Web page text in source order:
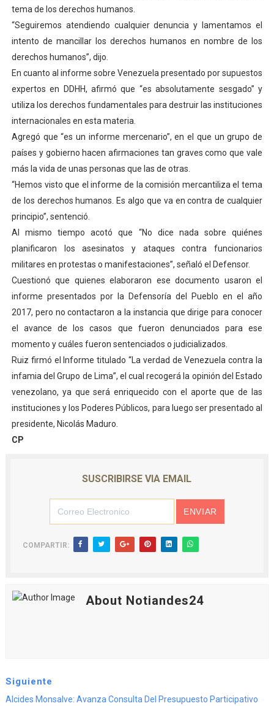
Campo Elías avanza con plan de asfaltado
Encuentro estadal fortalece la coordinación de
Gobernador Arnaldo Sánchez apadrina a más de 993
Plan Quirúrgico Regional llega a Pueblo Llano con la
tema de los derechos humanos.
“Seguiremos atendiendo cualquier denuncia y lamentamos el
intento de mancillar los derechos humanos en nombre de los
derechos humanos”, dijo.
En cuanto al informe sobre Venezuela presentado por supuestos
expertos en DDHH, afirmó que “es absolutamente sesgado” y
utiliza los derechos fundamentales para destruir las instituciones
internacionales en esta materia.
Agregó que “es un informe mercenario”, en el que un grupo de
países y gobierno hacen afirmaciones tan graves como que vale
más la vida de unas personas que las de otras.
“Hemos visto que el informe de la comisión mercantiliza el tema
de los derechos humanos. Es algo que va en contra de cualquier
principio”, sentenció.
Al mismo tiempo acotó que “No dice nada sobre quiénes
planificaron los asesinatos y ataques contra funcionarios
militares en protestas o manifestaciones”, señaló el Defensor.
Cuestionó que quienes elaboraron ese documento usaron el
informe presentados por la Defensoría del Pueblo en el año
2017, pero no contactaron a la instancia que dirige para conocer
el avance de los casos que fueron denunciados para ese
momento y cuáles fueron sentenciados o judicializados.
Ruiz firmó el Informe titulado “La verdad de Venezuela contra la
infamia del Grupo de Lima”, el cual recogerá la opinión del Estado
venezolano, ya que será enriquecido con el aporte que de las
instituciones y los Poderes Públicos, para luego ser presentado al
presidente, Nicolás Maduro.
CP
SUSCRIBIRSE VIA EMAIL
COMPARTIR:
About Notiandes24
Siguiente
Alcides Monsalve: Avanza Consulta Del Presupuesto Participativo